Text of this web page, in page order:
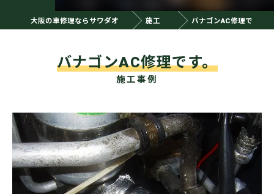
施工事例 バナゴンAC修理です。
施工事例
バナゴンAC修理です。